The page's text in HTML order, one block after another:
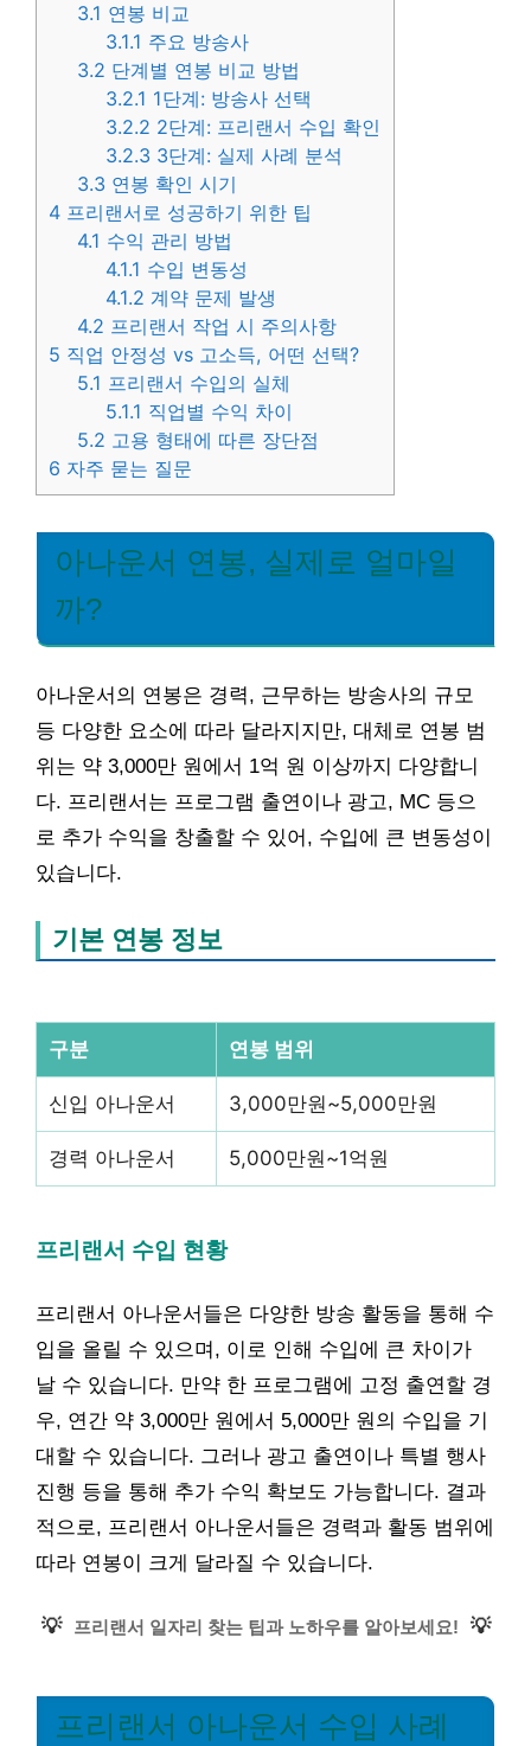
3.1 연봉 비교
3.1.1 주요 방송사
3.2 단계별 연봉 비교 방법
3.2.1 1단계: 방송사 선택
3.2.2 2단계: 프리랜서 수입 확인
3.2.3 3단계: 실제 사례 분석
3.3 연봉 확인 시기
4 프리랜서로 성공하기 위한 팁
4.1 수익 관리 방법
4.1.1 수입 변동성
4.1.2 계약 문제 발생
4.2 프리랜서 작업 시 주의사항
5 직업 안정성 vs 고소득, 어떤 선택?
5.1 프리랜서 수입의 실체
5.1.1 직업별 수익 차이
5.2 고용 형태에 따른 장단점
6 자주 묻는 질문
아나운서 연봉, 실제로 얼마일
까?
아나운서의 연봉은 경력, 근무하는 방송사의 규모
등 다양한 요소에 따라 달라지지만, 대체로 연봉 범
위는 약 3,000만 원에서 1억 원 이상까지 다양합니
다. 프리랜서는 프로그램 출연이나 광고, MC 등으
로 추가 수익을 창출할 수 있어, 수입에 큰 변동성이
있습니다.
기본 연봉 정보
구분 연봉 범위
신입 아나운서 3,000만원~5,000만원
경력 아나운서 5,000만원~1억원
프리랜서 수입 현황
프리랜서 아나운서들은 다양한 방송 활동을 통해 수
입을 올릴 수 있으며, 이로 인해 수입에 큰 차이가
날 수 있습니다. 만약 한 프로그램에 고정 출연할 경
우, 연간 약 3,000만 원에서 5,000만 원의 수입을 기
대할 수 있습니다. 그러나 광고 출연이나 특별 행사
진행 등을 통해 추가 수익 확보도 가능합니다. 결과
적으로, 프리랜서 아나운서들은 경력과 활동 범위에
따라 연봉이 크게 달라질 수 있습니다.
💡 프리랜서 일자리 찾는 팁과 노하우를 알아보세요! 💡
프리랜서 아나운서 수입 사례